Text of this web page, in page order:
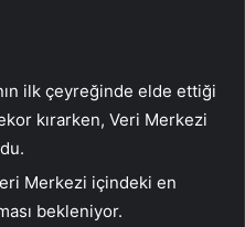
ilk çeyreğinde elde ettiği
kırarken, Veri Merkezi
Merkezi içindeki en
bekleniyor.